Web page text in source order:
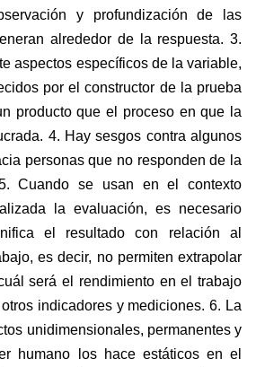
y profundización de las
alrededor de la respuesta. 3.
aspectos específicos de la variable,
por el constructor de la prueba
producto que el proceso en que la
4. Hay sesgos contra algunos
personas que no responden de la
Cuando se usan en el contexto
la evaluación, es necesario
el resultado con relación al
es decir, no permiten extrapolar
será el rendimiento en el trabajo
indicadores y mediciones. 6. La
unidimensionales, permanentes y
humano los hace estáticos en el